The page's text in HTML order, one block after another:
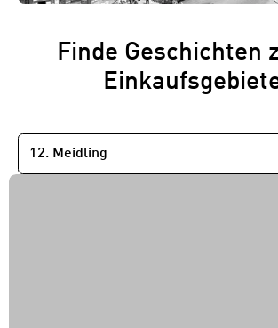
Finde Geschichten
NACH
BEZIRK
FILTERN